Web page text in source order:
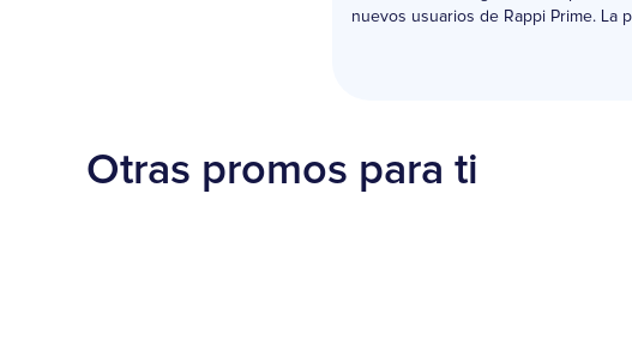
nuevos usuarios de Rappi Prime. La
Otras promos para ti